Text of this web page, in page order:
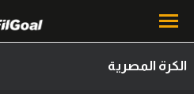
الكرة المصرية